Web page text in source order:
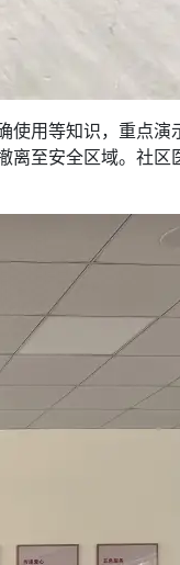
用等知识，重点演
至安全区域。社